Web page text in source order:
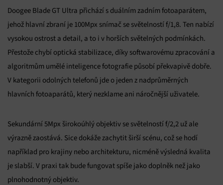
Doogee Blade GT Ultra přichází s duálním zadním fotoaparátem,
jehož hlavní zbraní je 100Mpx snímač se světelností f/1,8. Ten nabízí
vysokou ostrost a detail, a to i v horších světelných podmínkách.
Přestože chybí optická stabilizace, díky softwarovému zpracování a
algoritmům umělé inteligence fotografie působí překvapivě dobře.
V kategorii odolných telefonů jde o jeden z nadprůměrných
hlavních fotoaparátů, který nezklame ani náročnější uživatele.
Sekundární 5Mpx širokoúhlý objektiv se světelností f/2,2 už ale
výrazně zaostává. Sice dokáže zachytit širší scénu, což se hodí
například pro krajiny nebo architekturu, nicméně výsledná kvalita
je slabší. V praxi tak bude fungovat spíše jako doplněk než jako
plnohodnotný objektiv.